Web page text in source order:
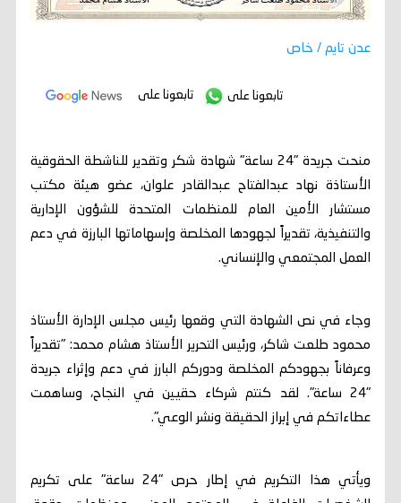
عدن تايم / خاص
تابعونا على تابعونا على
منحت جريدة "24 ساعة" شهادة شكر وتقدير للناشطة الحقوقية
الأستاذة نهاد عبدالفتاح عبدالقادر علوان، عضو هيئة مكتب
مستشار الأمين العام للمنظمات المتحدة للشؤون الإدارية
والتنفيذية، تقديراً لجهودها المخلصة وإسهاماتها البارزة في دعم
العمل المجتمعي والإنساني.
وجاء في نص الشهادة التي وقعها رئيس مجلس الإدارة الأستاذ
محمود طلعت شاكر، ورئيس التحرير الأستاذ هشام محمد: "تقديراً
وعرفاناً بجهودكم المخلصة ودوركم البارز في دعم وإثراء جريدة
"24 ساعة". لقد كنتم شركاء حقيين في النجاح، وساهمت
عطاءاتكم في إبراز الحقيقة ونشر الوعي".
ويأتي هذا التكريم في إطار حرص "24 ساعة" على تكريم